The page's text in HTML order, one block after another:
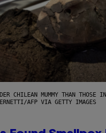
CHILEAN MUMMY THAN THOSE
AFP VIA GETTY IMAGES